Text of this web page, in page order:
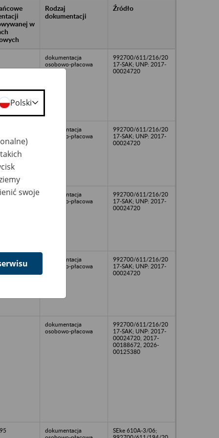
w
Rodzaj
dokumentacji
Źródło
dokumentacja
osobowo-płacowa
992700/611/216/20
17-SAK; UNP: 2017-
00024720
dokumentacja
osobowo-płacowa
992700/611/216/20
17-SAK; UNP: 2017-
00024720
dokumentacja
osobowo-płacowa
992700/611/216/20
17-SAK; UNP: 2017-
00024720
dokumentacja
osobowo-płacowa
992700/611/216/20
17-SAK; UNP: 2017-
00024720
dokumentacja
osobowo-płacowa
992700/611/216/20
17-SAK; UNP: 2017-
00024720, 2017-
00188672, 2026-
00125380
dokumentacja
SEke 610A-3/06;
Polski
swoje